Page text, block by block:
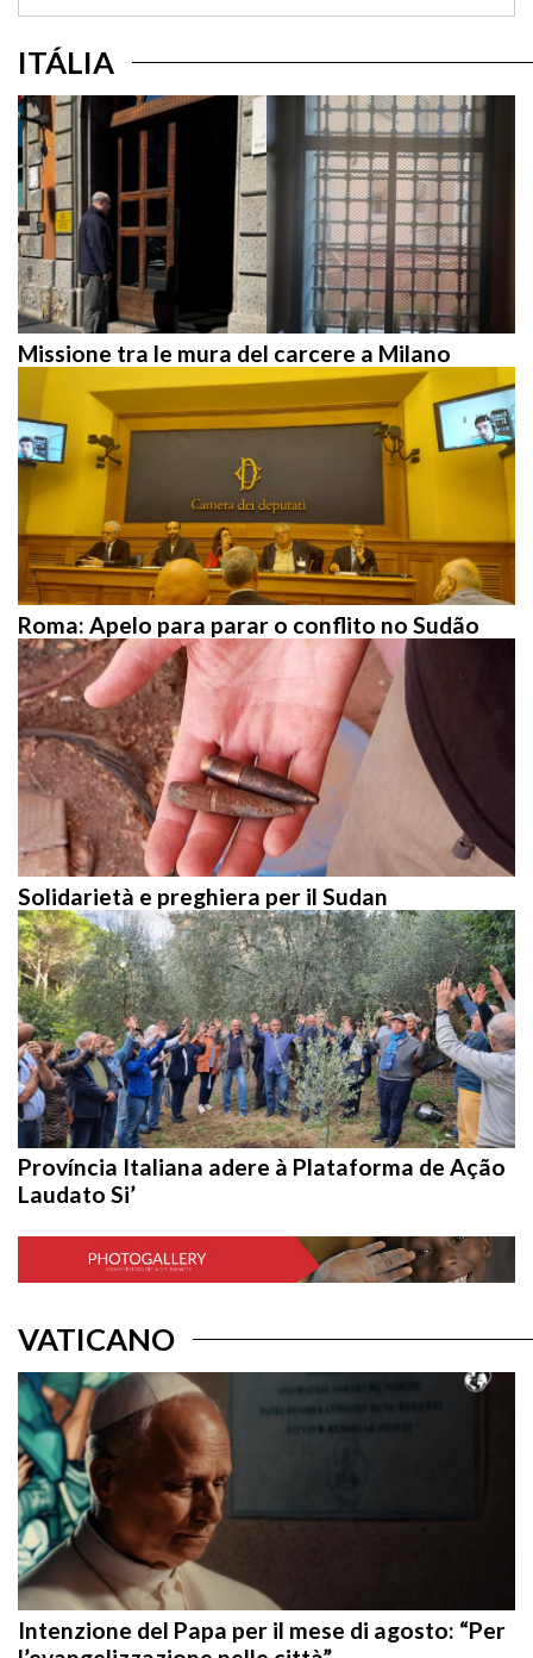
ITÁLIA
Missione tra le mura del carcere a Milano
Roma: Apelo para parar o conflito no Sudão
Solidarietà e preghiera per il Sudan
Província Italiana adere à Plataforma de Ação
Laudato Si’
Intenzione del Papa per il mese di agosto: “Per
l’evangelizzazione nelle città”